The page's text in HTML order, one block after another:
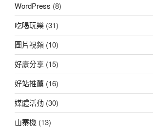
WordPress (8)
吃喝玩樂 (31)
圖片視頻 (10)
好康分享 (15)
好站推薦 (16)
媒體活動 (30)
山寨機 (13)